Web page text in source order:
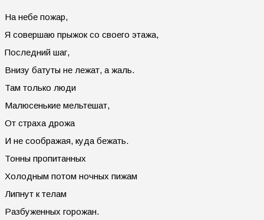
На небе пожар,
Я совершаю прыжок со своего этажа,
Последний шаг,
Внизу батуты не лежат, а жаль.
Там только люди
Малюсенькие мельтешат,
От страха дрожа
И не соображая, куда бежать.
Тонны пропитанных
Холодным потом ночных пижам
Липнут к телам
Разбуженных горожан.